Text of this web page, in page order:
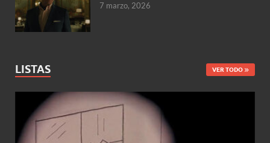
7 marzo, 2026
LISTAS VER TODO